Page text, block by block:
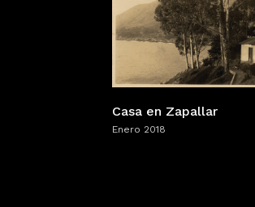
Casa en Zapallar
Enero 2018